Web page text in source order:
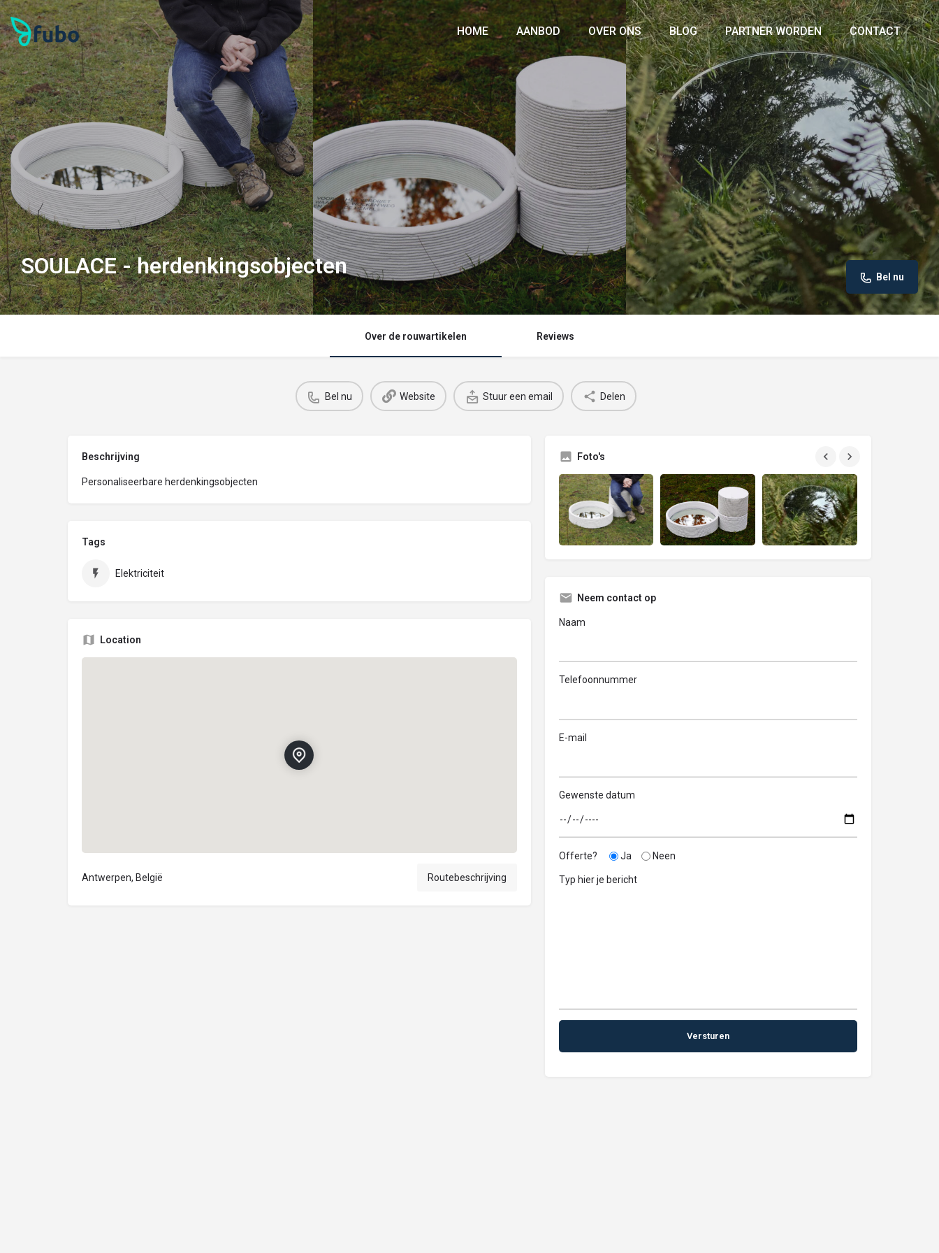
HOME AANBOD OVER ONS BLOG PARTNER WORDEN CONTACT
SOULACE - herdenkingsobjecten Bel nu
Over de rouwartikelen Reviews
Bel nu Website Stuur een email Delen
Beschrijving
Personaliseerbare herdenkingsobjecten
Tags
Elektriciteit
Location
Antwerpen, België Routebeschrijving
Foto's
Neem contact op
Naam
Telefoonnummer
E-mail
Gewenste datum
Offerte? Ja Neen